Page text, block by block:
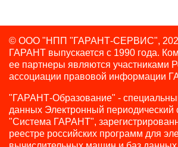
© ООО "НПП "ГАРАНТ-СЕРВИС",
ГАРАНТ выпускается с 1990 года.
ее партнеры являются участниками
ассоциации правовой информации
"ГАРАНТ-Образование" -
данных Электронный периодический
"Система ГАРАНТ",
реестре российских программ для